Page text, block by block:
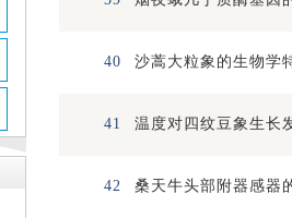
40 沙蒿大粒象的生物学
41 温度对四纹豆象生长
42 桑天牛头部附器感器